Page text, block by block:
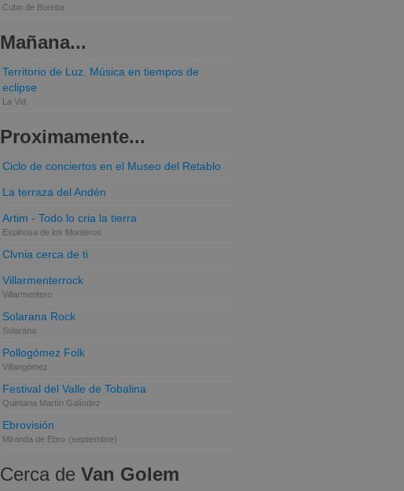
Cubo de Bureba
Mañana...
Territorio de Luz. Música en tiempos de
eclipse
La Vid
Proximamente...
Ciclo de conciertos en el Museo del Retablo
La terraza del Andén
Artim - Todo lo cria la tierra
Espinosa de los Monteros
Clvnia cerca de ti
Villarmenterrock
Villarmentero
Solarana Rock
Solarana
Pollogómez Folk
Villangómez
Festival del Valle de Tobalina
Quintana Martín Galíndez
Ebrovisión
Miranda de Ebro (septiembre)
Cerca de Van Golem